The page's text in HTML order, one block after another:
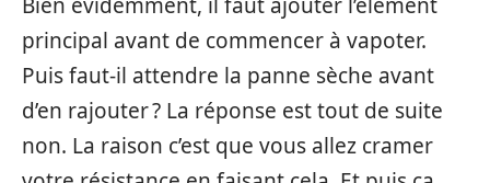
principal avant de commencer à vapoter.
Puis faut-il attendre la panne sèche avant
d’en rajouter ? La réponse est tout de suite
non. La raison c’est que vous allez cramer